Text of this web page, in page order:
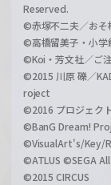
Reserved.
©赤塚不二夫／おそ
©高橋留美子・小学
©Koi・芳文社／ご
©2015 川原 礫／
roject
©2016 プロジェク
©BanG Dream!
©VisualArt's/Key/
©ATLUS ©SEGA
©2015 CIRCUS